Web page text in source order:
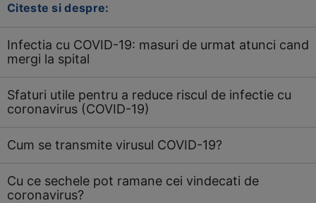
Citeste si despre:
Infectia cu COVID-19: masuri de urmat atunci cand
mergi la spital
Sfaturi utile pentru a reduce riscul de infectie cu
coronavirus (COVID-19)
Cum se transmite virusul COVID-19?
Cu ce sechele pot ramane cei vindecati de
coronavirus?